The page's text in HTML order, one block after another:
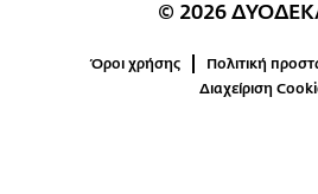
© 2026
Όροι χρήσης
Πολιτική
Διαχείριση